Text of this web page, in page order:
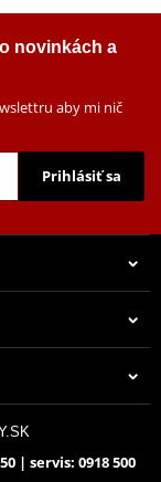
novinkách a
aby mi nič
Prihlásiť sa
| servis: 0918 500